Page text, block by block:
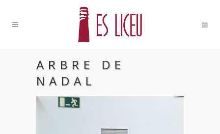
ARBRE DE
NADAL